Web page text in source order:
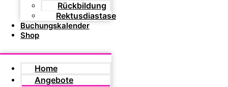
Rückbildung
Rektusdiastase
Buchungskalender
Shop
Home
Angebote